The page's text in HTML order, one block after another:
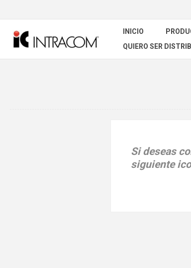
INICIO
QUIERO SER
Si deseas
siguiente